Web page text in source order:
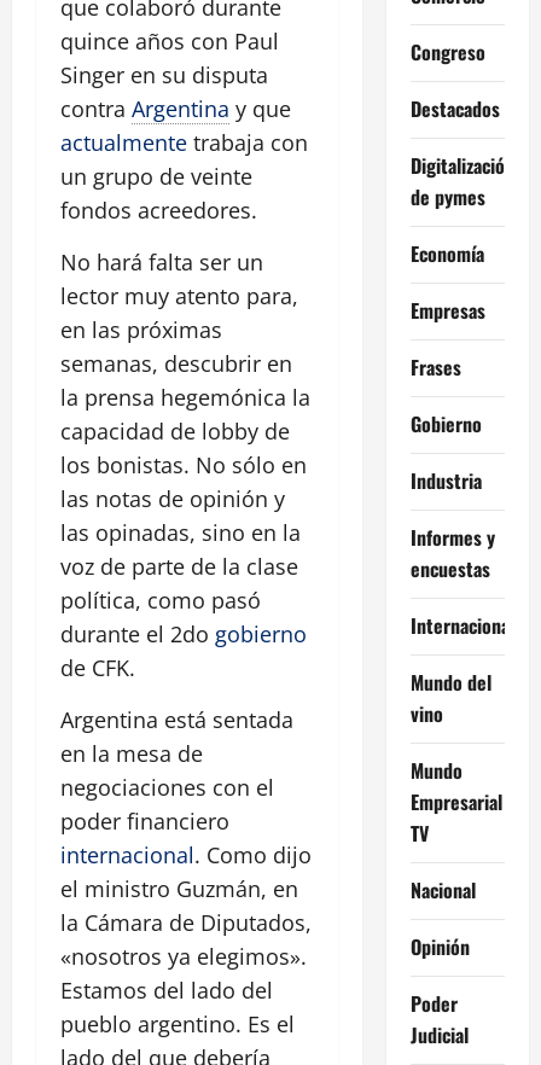
que colaboró durante
quince años con Paul
Singer en su disputa
contra Argentina y que
actualmente trabaja con
un grupo de veinte
fondos acreedores.
No hará falta ser un
lector muy atento para,
en las próximas
semanas, descubrir en
la prensa hegemónica la
capacidad de lobby de
los bonistas. No sólo en
las notas de opinión y
las opinadas, sino en la
voz de parte de la clase
política, como pasó
durante el 2do gobierno
de CFK.
Argentina está sentada
en la mesa de
negociaciones con el
poder financiero
internacional. Como dijo
el ministro Guzmán, en
la Cámara de Diputados,
«nosotros ya elegimos».
Estamos del lado del
pueblo argentino. Es el
lado del que debería
Congreso
Destacados
Digitalización
de pymes
Economía
Empresas
Frases
Gobierno
Industria
Informes y
encuestas
Internacional
Mundo del
vino
Mundo
Empresarial
TV
Nacional
Opinión
Poder
Judicial